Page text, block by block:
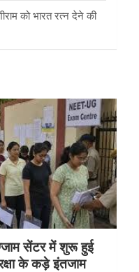
को भारत रत्न देने की
सेंटर में शुरू हुई
के कड़े इंतजाम